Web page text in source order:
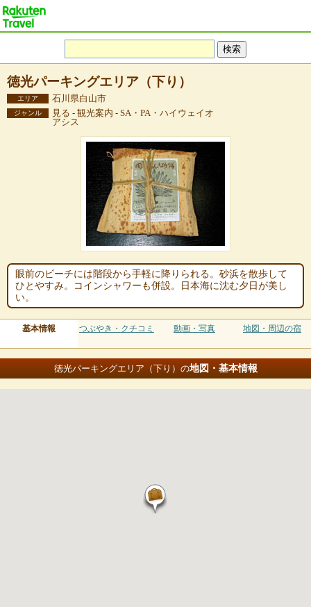
徳光パーキングエリア（下り）
エリア 石川県白山市
ジャンル
見る - 観光案内 - SA・PA・ハイウェイオ
アシス
眼前のビーチには階段から手軽に降りられる。砂浜を散歩して
ひとやすみ。コインシャワーも併設。日本海に沈む夕日が美し
い。
基本情報 つぶやき・クチコミ 動画・写真 地図・周辺の宿
徳光パーキングエリア（下り）の地図・基本情報